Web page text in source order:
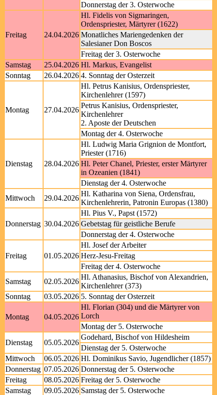
Donnerstag der 3. Osterwoche
Freitag 24.04.2026
Hl. Fidelis von Sigmaringen,
Ordenspriester, Märtyrer (1622)
Monatliches Mariengedenken der
Salesianer Don Boscos
Freitag der 3. Osterwoche
Samstag
25.04.2026 Hl. Markus, Evangelist
Sonntag
26.04.2026 4. Sonntag der Osterzeit
Montag 27.04.2026
Hl. Petrus Kanisius, Ordenspriester,
Kirchenlehrer (1597)
Petrus Kanisius, Ordenspriester,
Kirchenlehrer
2. Aposte der Deutschen
Montag der 4. Osterwoche
Dienstag 28.04.2026
Hl. Ludwig Maria Grignion de Montfort,
Priester (1716)
Hl. Peter Chanel, Priester, erster Märtyrer
in Ozeanien (1841)
Dienstag der 4. Osterwoche
Mittwoch
29.04.2026
Hl. Katharina von Siena, Ordensfrau,
Kirchenlehrerin, Patronin Europas (1380)
Donnerstag 30.04.2026
Hl. Pius V., Papst (1572)
Gebetstag für geistliche Berufe
Donnerstag der 4. Osterwoche
Freitag 01.05.2026
Hl. Josef der Arbeiter
Herz-Jesu-Freitag
Freitag der 4. Osterwoche
Samstag
02.05.2026
Hl. Athanasius, Bischof von Alexandrien,
Kirchenlehrer (373)
Sonntag
03.05.2026 5. Sonntag der Osterzeit
Montag 04.05.2026
Hl. Florian (304) und die Märtyrer von
Lorch
Montag der 5. Osterwoche
Dienstag
05.05.2026
Godehard, Bischof von Hildesheim
Dienstag der 5. Osterwoche
Mittwoch
06.05.2026 Hl. Dominikus Savio, Jugendlicher (1857)
Donnerstag 07.05.2026 Donnerstag der 5. Osterwoche
Freitag
08.05.2026 Freitag der 5. Osterwoche
Samstag
09.05.2026 Samstag der 5. Osterwoche